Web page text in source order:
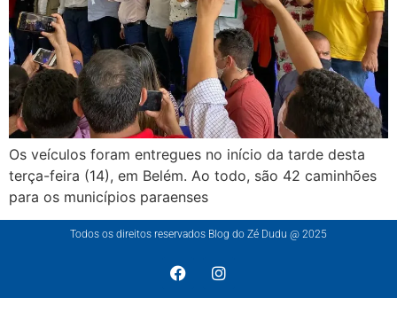
Os veículos foram entregues no início da tarde desta
terça-feira (14), em Belém. Ao todo, são 42 caminhões
para os municípios paraenses
Todos os direitos reservados Blog do Zé Dudu @ 2025